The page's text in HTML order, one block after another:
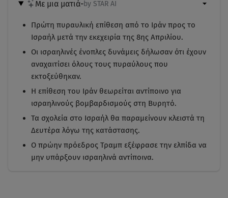
Με μια ματιά-by STAR AI
Πρώτη πυραυλική επίθεση από το Ιράν προς το
Ισραήλ μετά την εκεχειρία της 8ης Απριλίου.
Οι ισραηλινές ένοπλες δυνάμεις δήλωσαν ότι έχουν
αναχαιτίσει όλους τους πυραύλους που
εκτοξεύθηκαν.
Η επίθεση του Ιράν θεωρείται αντίποινο για
ισραηλινούς βομβαρδισμούς στη Βυρητό.
Τα σχολεία στο Ισραήλ θα παραμείνουν κλειστά τη
Δευτέρα λόγω της κατάστασης.
Ο πρώην πρόεδρος Τραμπ εξέφρασε την ελπίδα να
μην υπάρξουν ισραηλινά αντίποινα.